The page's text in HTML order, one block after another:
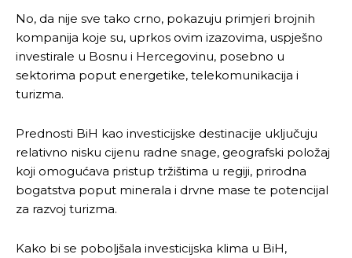
No, da nije sve tako crno, pokazuju primjeri brojnih
kompanija koje su, uprkos ovim izazovima, uspješno
investirale u Bosnu i Hercegovinu, posebno u
sektorima poput energetike, telekomunikacija i
turizma.
Prednosti BiH kao investicijske destinacije uključuju
relativno nisku cijenu radne snage, geografski položaj
koji omogućava pristup tržištima u regiji, prirodna
bogatstva poput minerala i drvne mase te potencijal
za razvoj turizma.
Kako bi se poboljšala investicijska klima u BiH,